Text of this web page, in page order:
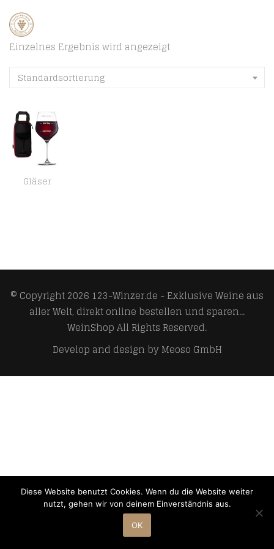
Einzelnes Ergebnis wird angezeigt
Standardsortierung
Gläser
© Copyright 2026 123-Winzer.de - Exklusive Weine aus
aller Welt, direkt online bestellen und sparen...
WeinShopAll Rights Reserved.
Develop and design byMeoso GmbH
Diese Website benutzt Cookies. Wenn du die Website weiter
nutzt, gehen wir von deinem Einverständnis aus.
OK